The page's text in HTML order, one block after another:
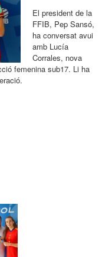
El president de la
FFIB, Pep Sansó,
ha conversat avui
amb Lucía
Corrales, nova
femenina sub17. Li ha